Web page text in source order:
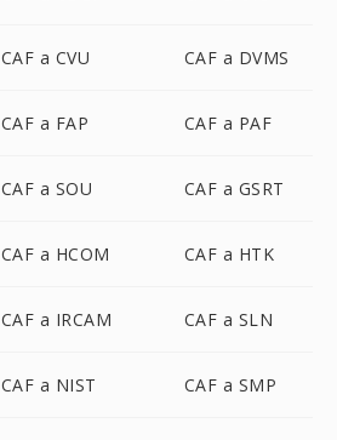
CAF a CVU CAF a DVMS
CAF a FAP CAF a PAF
CAF a SOU CAF a GSRT
CAF a HCOM CAF a HTK
CAF a IRCAM CAF a SLN
CAF a NIST CAF a SMP